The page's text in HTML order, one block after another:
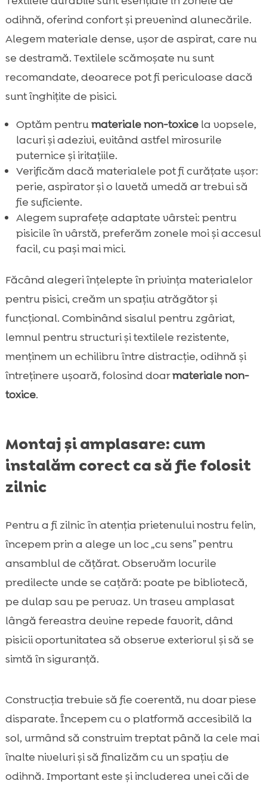
odihnă, oferind confort și prevenind alunecările.
Alegem materiale dense, ușor de aspirat, care nu
se destramă. Textilele scămoșate nu sunt
recomandate, deoarece pot fi periculoase dacă
sunt înghițite de pisici.
Optăm pentrumateriale non-toxicela vopsele,
lacuri și adezivi, evitând astfel mirosurile
puternice și iritațiile.
Verificăm dacă materialele pot fi curățate ușor:
perie, aspirator și o lavetă umedă ar trebui să
fie suficiente.
Alegem suprafețe adaptate vârstei: pentru
pisicile în vârstă, preferăm zonele moi și accesul
facil, cu pași mai mici.
Făcând alegeri înțelepte în privința materialelor
pentru pisici, creăm un spațiu atrăgător și
funcțional. Combinând sisalul pentru zgâriat,
lemnul pentru structuri și textilele rezistente,
menținem un echilibru între distracție, odihnă și
întreținere ușoară, folosind doarmateriale non-
toxice.
Montaj și amplasare: cum
instalăm corect ca să fie folosit
zilnic
Pentru a fi zilnic în atenția prietenului nostru felin,
începem prin a alege un loc „cu sens” pentru
ansamblul de cățărat. Observăm locurile
predilecte unde se cațără: poate pe bibliotecă,
pe dulap sau pe pervaz. Un traseu amplasat
lângă fereastra devine repede favorit, dând
pisicii oportunitatea să observe exteriorul și să se
simtă în siguranță.
Construcția trebuie să fie coerentă, nu doar piese
disparate. Începem cu o platformă accesibilă la
sol, urmând să construim treptat până la cele mai
înalte niveluri și să finalizăm cu un spațiu de
odihnă. Important este și includerea unei căi de